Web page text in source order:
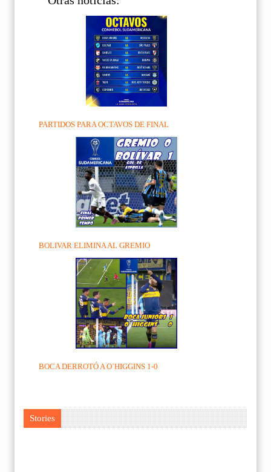
PARTIDOS PARA OCTAVOS DE FINAL
BOLIVAR ELIMINA AL GREMIO
BOCA DERROTÓ A O´HIGGINS 1-0
Stories